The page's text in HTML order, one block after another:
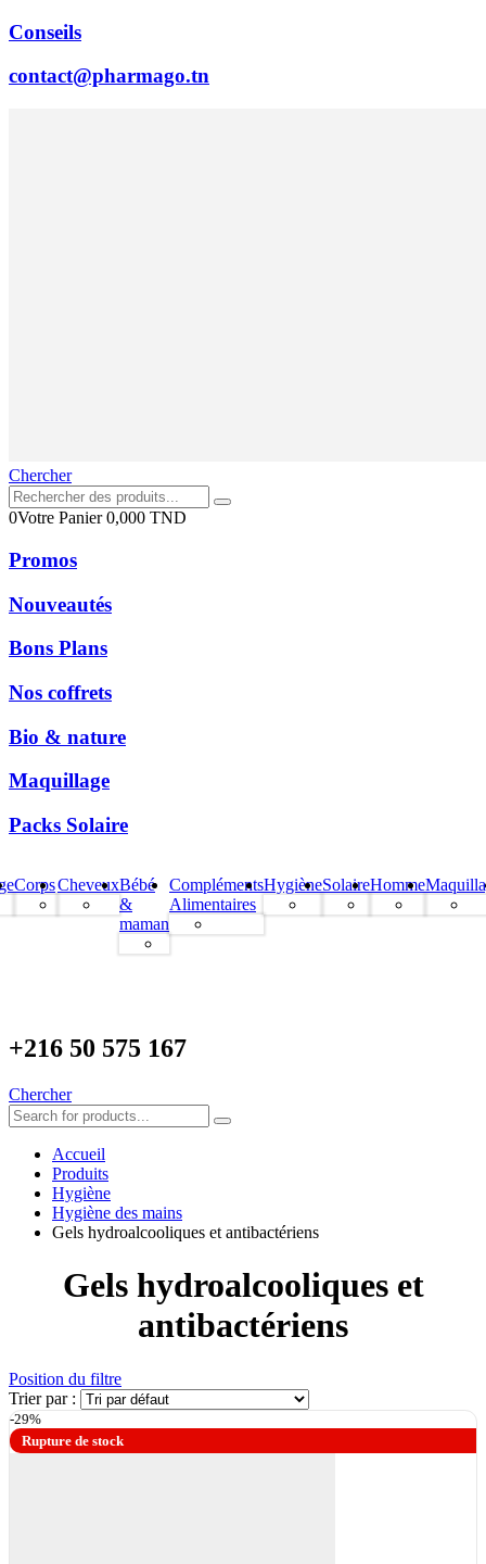
Conseils
contact@pharmago.tn
Chercher
0Votre Panier0,000 TND
Promos
Nouveautés
Bons Plans
Nos coffrets
Bio & nature
Maquillage
Packs Solaire
CorpsCheveuxBébé
&
maman
Compléments
Alimentaires
HygièneSolaireHomme
+216 50 575 167
Chercher
Accueil
Produits
Hygiène
Hygiène des mains
Gels hydroalcooliques et antibactériens
Gels hydroalcooliques et
antibactériens
Position du filtre
Trier par :
-29%
Rupture de stock